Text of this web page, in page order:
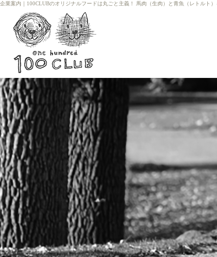
企業案内 ｜ 100CLUBのオリジナルフードは丸ごと主義！ 馬肉（生肉）と青魚（レトルト